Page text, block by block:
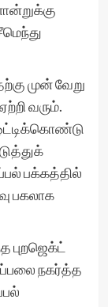
முன் வேறு
வரும்.
பக்கத்தில்
பகலாக
புறஜெக்ட்
நகர்த்த